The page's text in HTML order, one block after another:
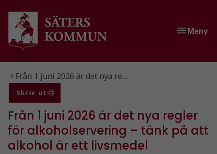
Gå till innehåll
Gå till huvudmeny
Meny
Du är här:
Från 1 juni 2026 är det nya re…
Skriv ut
Från 1 juni 2026 är det nya regler
för alkoholservering – tänk på att
alkohol är ett livsmedel